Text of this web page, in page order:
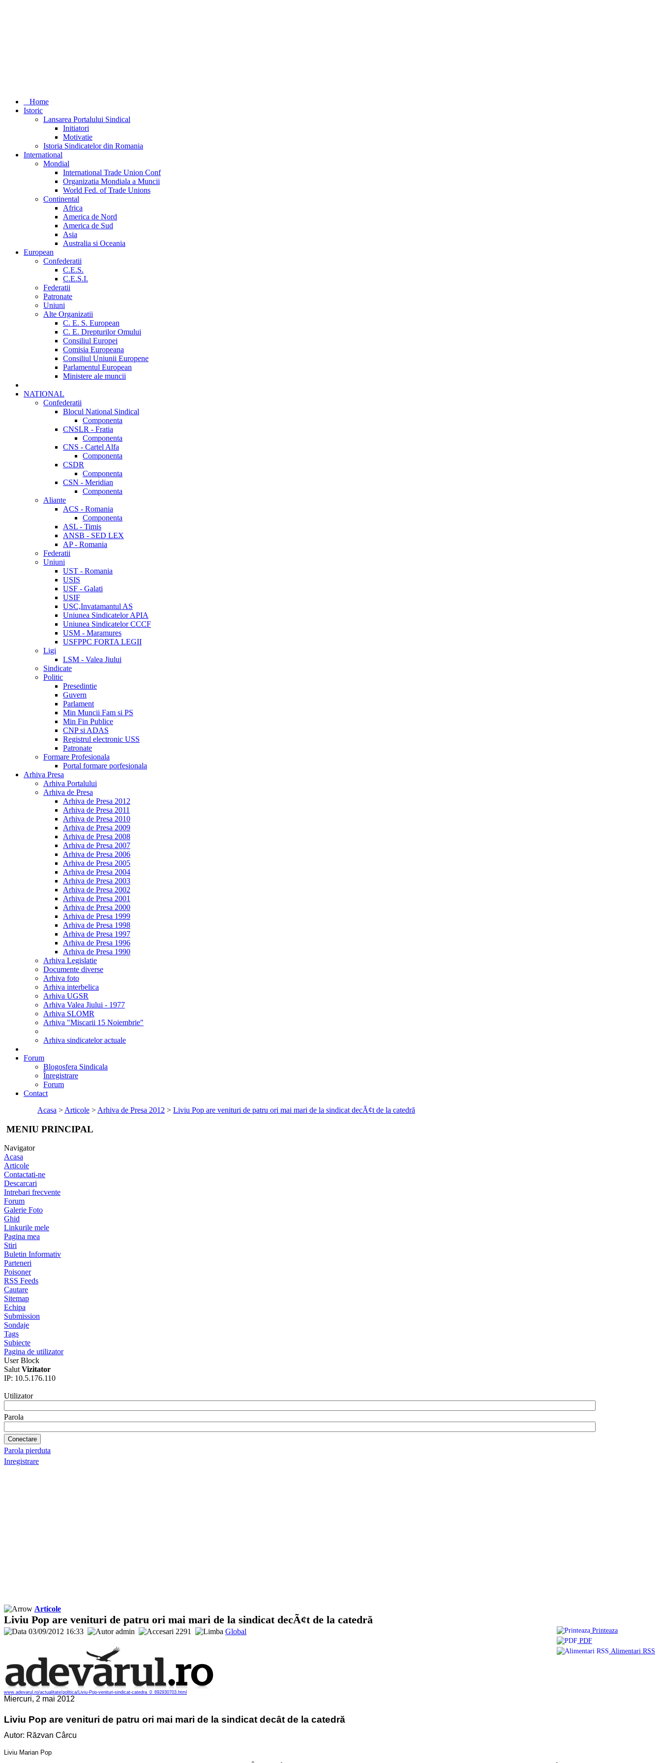
Home
Istoric
Lansarea Portalului Sindical
Initiatori
Motivatie
Istoria Sindicatelor din Romania
International
Mondial
International Trade Union Conf
Organizatia Mondiala a Muncii
World Fed. of Trade Unions
Continental
Africa
America de Nord
America de Sud
Asia
Australia si Oceania
European
Confederatii
C.E.S.
C.E.S.I.
Federatii
Patronate
Uniuni
Alte Organizatii
C. E. S. European
C. E. Drepturilor Omului
Consiliul Europei
Comisia Europeana
Consiliul Uniunii Europene
Parlamentul European
Ministere ale muncii
NATIONAL
Confederatii
Blocul National Sindical
Componenta
CNSLR - Fratia
Componenta
CNS - Cartel Alfa
Componenta
CSDR
Componenta
CSN - Meridian
Componenta
Aliante
ACS - Romania
Componenta
ASL - Timis
ANSB - SED LEX
AP - Romania
Federatii
Uniuni
UST - Romania
USIS
USF - Galati
USIF
USC,Invatamantul AS
Uniunea Sindicatelor APIA
Uniunea Sindicatelor CCCF
USM - Maramures
USFPPC FORTA LEGII
Ligi
LSM - Valea Jiului
Sindicate
Politic
Presedintie
Guvern
Parlament
Min Muncii Fam si PS
Min Fin Publice
CNP si ADAS
Registrul electronic USS
Patronate
Formare Profesionala
Portal formare porfesionala
Arhiva Presa
Arhiva Portalului
Arhiva de Presa
Arhiva de Presa 2012
Arhiva de Presa 2011
Arhiva de Presa 2010
Arhiva de Presa 2009
Arhiva de Presa 2008
Arhiva de Presa 2007
Arhiva de Presa 2006
Arhiva de Presa 2005
Arhiva de Presa 2004
Arhiva de Presa 2003
Arhiva de Presa 2002
Arhiva de Presa 2001
Arhiva de Presa 2000
Arhiva de Presa 1999
Arhiva de Presa 1998
Arhiva de Presa 1997
Arhiva de Presa 1996
Arhiva de Presa 1990
Arhiva Legislatie
Documente diverse
Arhiva foto
Arhiva interbelica
Arhiva UGSR
Arhiva Valea Jiului - 1977
Arhiva SLOMR
Arhiva "Miscarii 15 Noiembrie"
Arhiva sindicatelor actuale
Forum
Blogosfera Sindicala
Înregistrare
Forum
Contact
Acasa > Articole > Arhiva de Presa 2012 > Liviu Pop are venituri de patru ori mai mari de la sindicat decÃ¢t de la catedră
MENIU PRINCIPAL
Navigator
Acasa
Articole
Contactati-ne
Descarcari
Intrebari frecvente
Forum
Galerie Foto
Ghid
Linkurile mele
Pagina mea
Stiri
Buletin Informativ
Parteneri
Poisoner
RSS Feeds
Cautare
Sitemap
Echipa
Submission
Sondaje
Tags
Subiecte
Pagina de utilizator
User Block
Salut Vizitator
IP: 10.5.176.110
Utilizator
Parola
Parola pierduta
Inregistrare
Articole
Liviu Pop are venituri de patru ori mai mari de la sindicat decÃ¢t de la catedră
03/09/2012 16:33 admin 2291 Global
Printeaza
PDF
Alimentari RSS
www.adevarul.ro/actualitate/politica/Liviu-Pop-venituri-sindicat-catedra_0_692930703.html
Miercuri, 2 mai 2012
Liviu Pop are venituri de patru ori mai mari de la sindicat decât de la catedră
Autor: Răzvan Cârcu
Liviu Marian Pop